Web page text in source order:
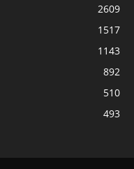
2609
1517
1143
892
510
493